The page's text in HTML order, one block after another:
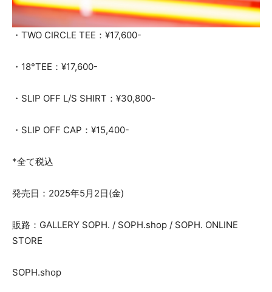
・TWO CIRCLE TEE：¥17,600-
・18°TEE：¥17,600-
・SLIP OFF L/S SHIRT：¥30,800-
・SLIP OFF CAP：¥15,400-
*全て税込
発売日：2025年5月2日(金)
販路：GALLERY SOPH. / SOPH.shop / SOPH. ONLINE
STORE
SOPH.shop